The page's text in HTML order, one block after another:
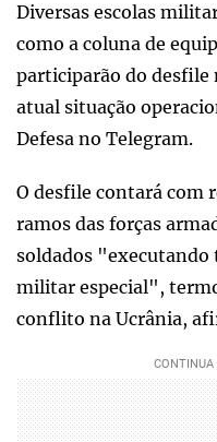
Diversas escolas
como a coluna de
participarão do desfile
atual situação
Defesa no Telegram.
O desfile contará com
ramos das forças
soldados "executando
militar especial",
conflito na Ucrânia,